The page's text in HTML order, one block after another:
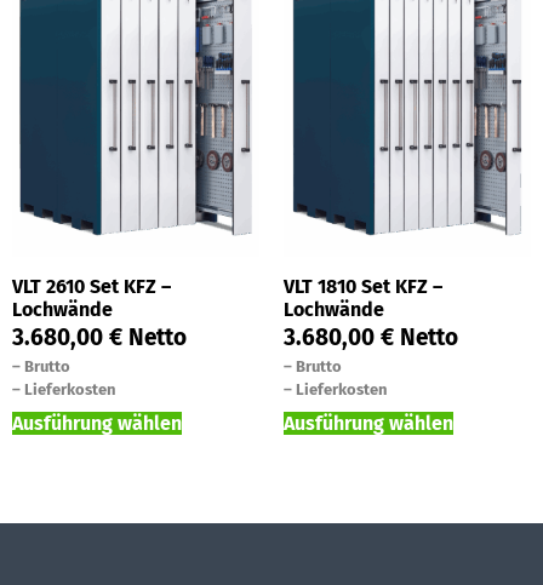
VLT 2610 Set KFZ –
Lochwände
3.680,00 € Netto
– Brutto
– Lieferkosten
Ausführung wählen
VLT 1810 Set KFZ –
Lochwände
3.680,00 € Netto
– Brutto
– Lieferkosten
Ausführung wählen